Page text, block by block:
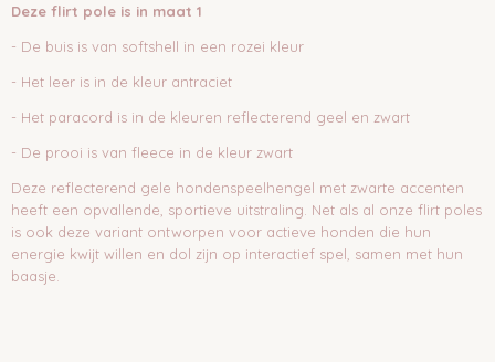
Deze flirt pole is in maat 1
- De buis is van softshell in een rozei kleur
- Het leer is in de kleur antraciet
- Het paracord is in de kleuren reflecterend geel en zwart
- De prooi is van fleece in de kleur zwart
Deze reflecterend gele hondenspeelhengel met zwarte accenten
heeft een opvallende, sportieve uitstraling. Net als al onze flirt poles
is ook deze variant ontworpen voor actieve honden die hun
energie kwijt willen en dol zijn op interactief spel, samen met hun
baasje.